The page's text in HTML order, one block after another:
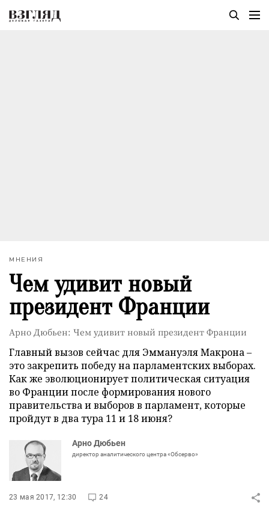
МНЕНИЯ
Чем удивит новый
президент Франции
Арно Дюбьен: Чем удивит новый президент Франции
Главный вызов сейчас для Эммануэля Макрона –
это закрепить победу на парламентских выборах.
Как же эволюционирует политическая ситуация
во Франции после формирования нового
правительства и выборов в парламент, которые
пройдут в два тура 11 и 18 июня?
Арно Дюбьен
директор аналитического центра «Обсерво»
23 мая 2017, 12:30 24